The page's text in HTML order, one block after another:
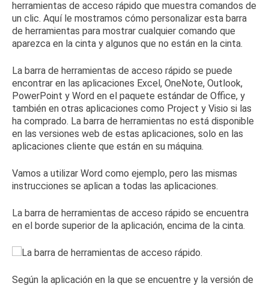
herramientas de acceso rápido que muestra comandos de
un clic. Aquí le mostramos cómo personalizar esta barra
de herramientas para mostrar cualquier comando que
aparezca en la cinta y algunos que no están en la cinta.
La barra de herramientas de acceso rápido se puede
encontrar en las aplicaciones Excel, OneNote, Outlook,
PowerPoint y Word en el paquete estándar de Office, y
también en otras aplicaciones como Project y Visio si las
ha comprado. La barra de herramientas no está disponible
en las versiones web de estas aplicaciones, solo en las
aplicaciones cliente que están en su máquina.
Vamos a utilizar Word como ejemplo, pero las mismas
instrucciones se aplican a todas las aplicaciones.
La barra de herramientas de acceso rápido se encuentra
en el borde superior de la aplicación, encima de la cinta.
Según la aplicación en la que se encuentre y la versión de